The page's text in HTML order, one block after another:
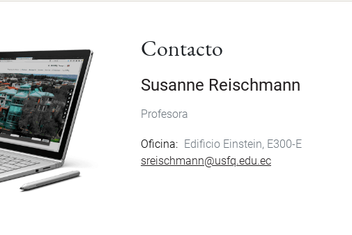
Contacto
Susanne Reischmann
Profesora
Oficina
Edificio Einstein, E300-E
sreischmann@usfq.edu.ec